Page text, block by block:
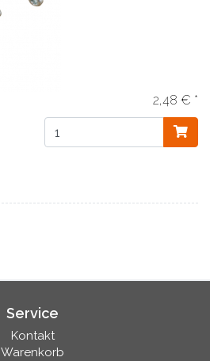
2,48 € *
Service
Kontakt
Warenkorb